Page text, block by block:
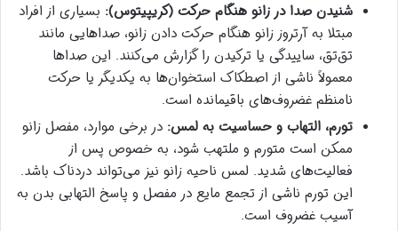
شنیدن صدا در زانو هنگام حرکت (کریپیتوس): بسیاری از افراد
مبتلا به آرتروز زانو هنگام حرکت دادن زانو، صداهایی مانند
تق‌تق، ساییدگی یا ترکیدن را گزارش می‌کنند. این صداها
معمولاً ناشی از اصطکاک استخوان‌ها به یکدیگر یا حرکت
نامنظم غضروف‌های باقیمانده است.
تورم، التهاب و حساسیت به لمس: در برخی موارد، مفصل زانو
ممکن است متورم و ملتهب شود، به خصوص پس از
فعالیت‌های شدید. لمس ناحیه زانو نیز می‌تواند دردناک باشد.
این تورم ناشی از تجمع مایع در مفصل و پاسخ التهابی بدن به
آسیب غضروف است.